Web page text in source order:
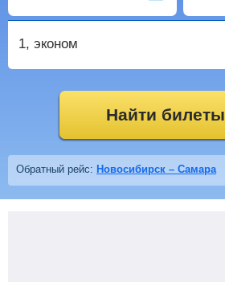
1, эконом
Найти билеты
Обратный рейс: Новосибирск – Самара